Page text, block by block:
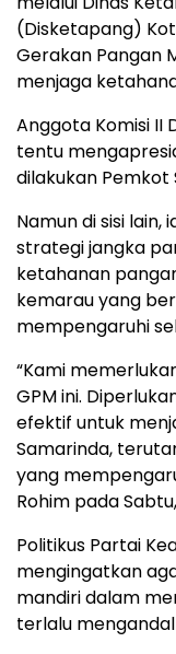
(Disketapang)
Gerakan Pangan
menjaga
Anggota Komisi II
tentu
dilakukan Pemkot
Namun di sisi
strategi jangka
ketahanan
kemarau yang
mempengaruhi
“Kami
GPM ini.
efektif untuk
Samarinda,
yang
Rohim pada
Politikus Partai
mengingatkan
mandiri dalam
terlalu